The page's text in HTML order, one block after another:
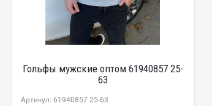
Гольфы мужские оптом 61940857 25-
63
Артикул: 61940857 25-63